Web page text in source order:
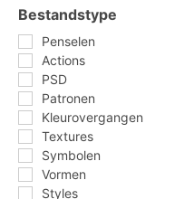
Bestandstype
Penselen
Actions
PSD
Patronen
Kleurovergangen
Textures
Symbolen
Vormen
Styles